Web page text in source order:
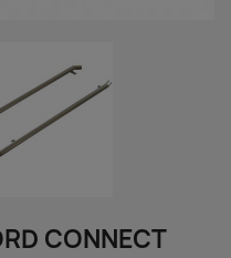
CONNECT